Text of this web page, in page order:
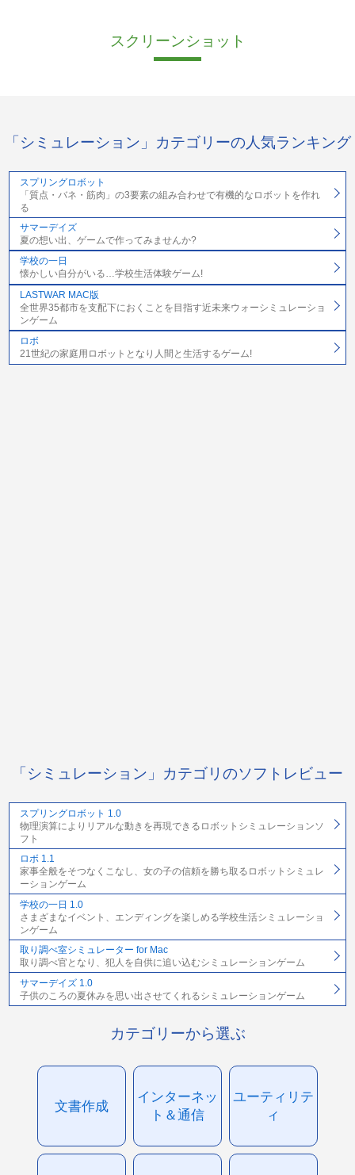
スクリーンショット
「シミュレーション」カテゴリーの人気ランキング
スプリングロボット
「質点・バネ・筋肉」の3要素の組み合わせで有機的なロボットを作れ
る
サマーデイズ
夏の想い出、ゲームで作ってみませんか?
学校の一日
懐かしい自分がいる…学校生活体験ゲーム!
LASTWAR MAC版
全世界35都市を支配下におくことを目指す近未来ウォーシミュレーショ
ンゲーム
ロボ
21世紀の家庭用ロボットとなり人間と生活するゲーム!
「シミュレーション」カテゴリのソフトレビュー
スプリングロボット 1.0
物理演算によりリアルな動きを再現できるロボットシミュレーションソ
フト
ロボ 1.1
家事全般をそつなくこなし、女の子の信頼を勝ち取るロボットシミュレ
ーションゲーム
学校の一日 1.0
さまざまなイベント、エンディングを楽しめる学校生活シミュレーショ
ンゲーム
取り調べ室シミュレーター for Mac
取り調べ官となり、犯人を自供に追い込むシミュレーションゲーム
サマーデイズ 1.0
子供のころの夏休みを思い出させてくれるシミュレーションゲーム
カテゴリーから選ぶ
文書作成
インターネッ
ト＆通信
ユーティリテ
ィ